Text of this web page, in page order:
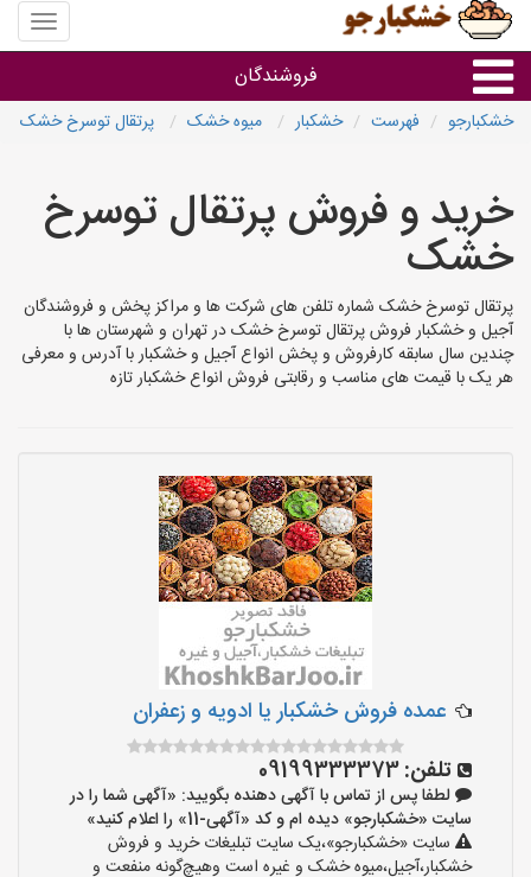
منوی
سایت
فروشندگان
فروشنده های استان ها
خشکبارجو فهرست خشکبار میوه خشک پرتقال توسرخ خشک
خرید و فروش پرتقال توسرخ
خشک
پرتقال توسرخ خشک شماره تلفن های شرکت ها و مراکز پخش و فروشندگان
آجیل و خشکبار فروش پرتقال توسرخ خشک در تهران و شهرستان ها با
چندین سال سابقه کارفروش و پخش انواع آجیل و خشکبار با آدرس و معرفی
هر یک با قیمت های مناسب و رقابتی فروش انواع خشکبار تازه
عمده فروش خشکبار یا ادویه و زعفران
تلفن:09199333373
لطفا پس از تماس با آگهی دهنده بگویید: «آگهی شما را در
سایت «خشکبارجو» دیده ام و کد «آگهی-11» را اعلام کنید»
سایت «خشکبارجو»،یک سایت تبلیغات خرید و فروش
خشکبار،آجیل،میوه خشک و غیره است وهیچ‌گونه منفعت و